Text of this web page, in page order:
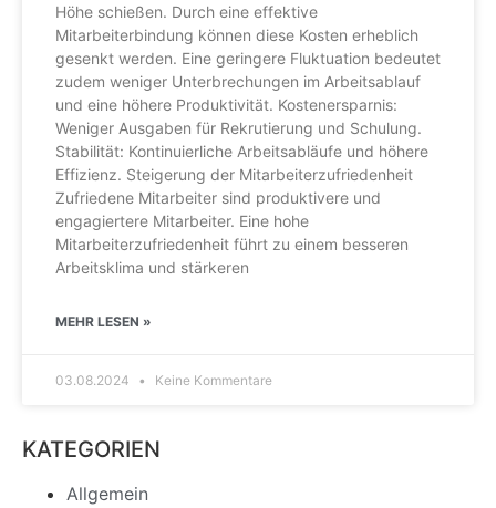
Höhe schießen. Durch eine effektive
Mitarbeiterbindung können diese Kosten erheblich
gesenkt werden. Eine geringere Fluktuation bedeutet
zudem weniger Unterbrechungen im Arbeitsablauf
und eine höhere Produktivität. Kostenersparnis:
Weniger Ausgaben für Rekrutierung und Schulung.
Stabilität: Kontinuierliche Arbeitsabläufe und höhere
Effizienz. Steigerung der Mitarbeiterzufriedenheit
Zufriedene Mitarbeiter sind produktivere und
engagiertere Mitarbeiter. Eine hohe
Mitarbeiterzufriedenheit führt zu einem besseren
Arbeitsklima und stärkeren
MEHR LESEN »
03.08.2024 Keine Kommentare
KATEGORIEN
Allgemein